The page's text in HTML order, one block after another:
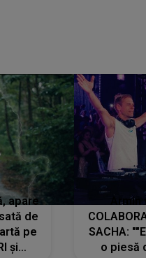
apare
de
pe
și
SACHA:
o piesă